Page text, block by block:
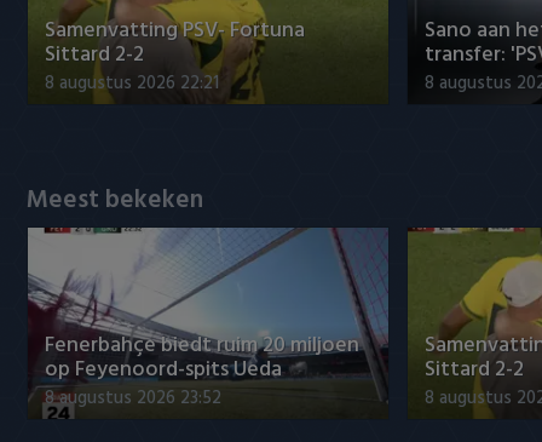
PSV
Roda JC
Sparta
VVV Venlo
Willem II
Samenvatting PSV- Fortuna
Sittard 2-2
8 augustus 2026 22:21
Sano aan
transfer:
8 augustus
Meest bekeken
Fenerbahçe biedt ruim 20 miljoen
op Feyenoord-spits Ueda
8 augustus 2026 23:52
Sittard 2-2
8 augustus